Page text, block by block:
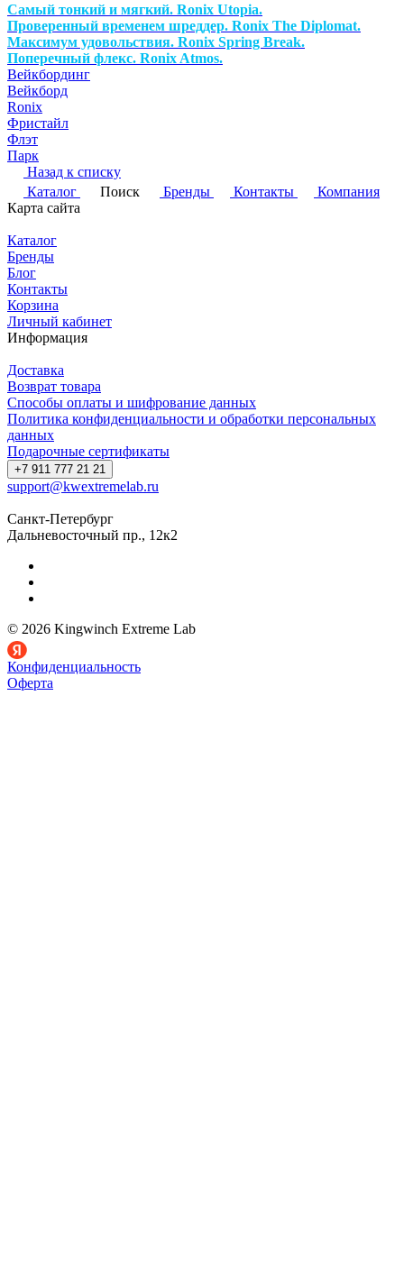
Самый тонкий и мягкий. Ronix Utopia.
Проверенный временем шреддер. Ronix The Diplomat.
Максимум удовольствия. Ronix Spring Break.
Поперечный флекс. Ronix Atmos.
Вейкбординг
Вейкборд
Ronix
Фристайл
Флэт
Парк
Назад к списку
Каталог
Поиск Бренды Контакты
Компания
Карта сайта
Каталог
Бренды
Блог
Контакты
Корзина
Личный кабинет
Информация
Доставка
Возврат товара
Способы оплаты и шифрование данных
Политика конфиденциальности и обработки персональных
данных
Подарочные сертификаты
+7 911 777 21 21
support@kwextremelab.ru
Санкт-Петербург
Дальневосточный пр., 12к2
© 2026 Kingwinch Extreme Lab
Конфиденциальность
Оферта